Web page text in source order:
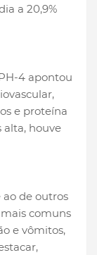
a 20,9%
4 apontou
e proteína
alta, houve
de outros
mais comuns
e vômitos,